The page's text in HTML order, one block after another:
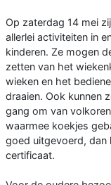
Op zaterdag 14 mei
allerlei activiteiten in
kinderen. Ze mogen
zetten van het
wieken en het
draaien. Ook kunnen
gang om van
waarmee koekjes
goed uitgevoerd, dan
certificaat.